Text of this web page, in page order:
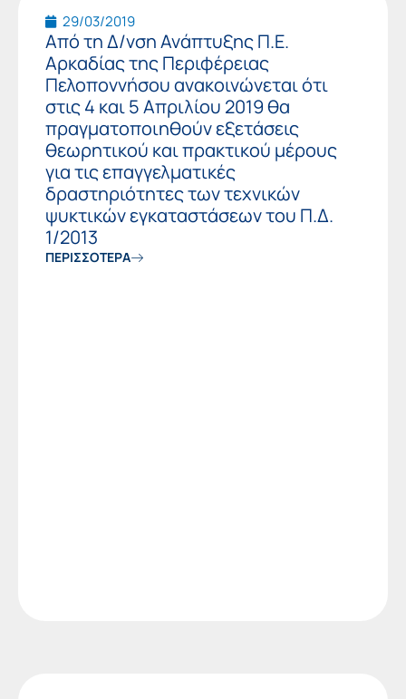
29/03/2019
Από τη Δ/νση Ανάπτυξης Π.Ε.
Αρκαδίας της Περιφέρειας
Πελοποννήσου ανακοινώνεται ότι
στις 4 και 5 Απριλίου 2019 θα
πραγματοποιηθούν εξετάσεις
θεωρητικού και πρακτικού μέρους
για τις επαγγελματικές
δραστηριότητες των τεχνικών
ψυκτικών εγκαταστάσεων του Π.Δ.
1/2013
ΠΕΡΙΣΣΟΤΕΡΑ